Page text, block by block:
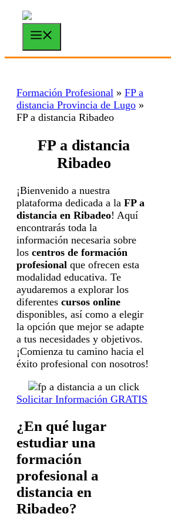
Saltar
contenido
Formación Profesional » FP a
distancia Provincia de Lugo »
FP a distancia Ribadeo
FP a distancia
Ribadeo
¡Bienvenido a nuestra
plataforma dedicada a la FP a
distancia en Ribadeo! Aquí
encontrarás toda la
información necesaria sobre
los centros de formación
profesional que ofrecen esta
modalidad educativa. Te
ayudaremos a explorar los
diferentes cursos online
disponibles, así como a elegir
la opción que mejor se adapte
a tus necesidades y objetivos.
¡Comienza tu camino hacia el
éxito profesional con nosotros!
Solicitar Información GRATIS
¿En qué lugar
estudiar una
formación
profesional a
distancia en
Ribadeo?